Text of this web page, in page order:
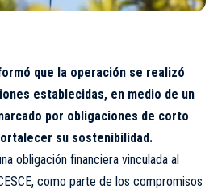
que la operación se realizó
establecidas, en medio de un
por obligaciones de corto
su sostenibilidad.
obligación financiera vinculada al
como parte de los compromisos